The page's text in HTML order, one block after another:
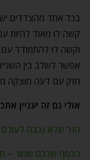
בכל אחד מהצדדים
קשה לו מאוד להיות
וקשה לו להתמודד
אפשר לשלב בין
חזק עם דעה מוצקה
אולי גם זה יעניין
הנר שלא נכבה לעולם
הכסף שלכם שמור –